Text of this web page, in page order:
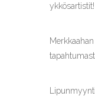
ykkösartistit!